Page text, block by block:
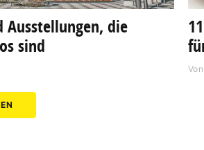
Ausstellungen, die
sind